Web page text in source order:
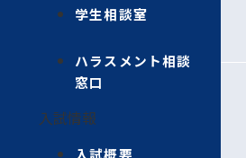
学生相談室
ハラスメント相談
窓口
入試情報
入試概要